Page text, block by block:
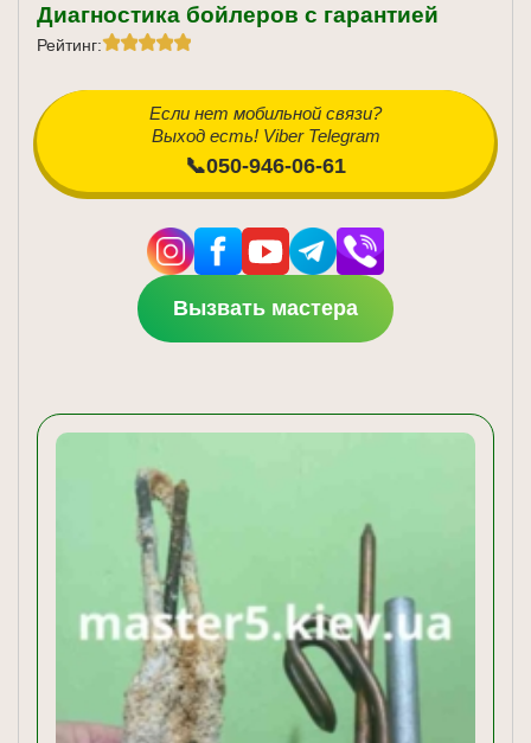
Диагностика бойлеров с гарантией
Рейтинг:
Если нет мобильной связи?
Выход есть! Viber Telegram
📞050-946-06-61
Вызвать мастера